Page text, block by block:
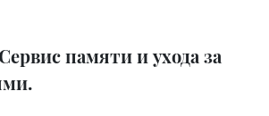
памяти и ухода за